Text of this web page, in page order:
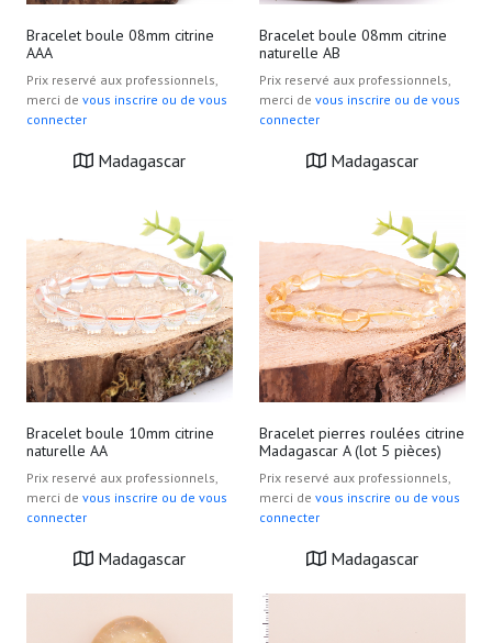
Bracelet boule 08mm citrine
AAA
Prix reservé aux professionnels,
merci de vous inscrire ou de vous
connecter
Madagascar
Bracelet boule 08mm citrine
naturelle AB
Prix reservé aux professionnels,
merci de vous inscrire ou de vous
connecter
Madagascar
Bracelet boule 10mm citrine
naturelle AA
Prix reservé aux professionnels,
merci de vous inscrire ou de vous
connecter
Madagascar
Bracelet pierres roulées citrine
Madagascar A (lot 5 pièces)
Prix reservé aux professionnels,
merci de vous inscrire ou de vous
connecter
Madagascar